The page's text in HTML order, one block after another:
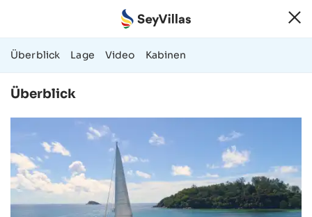
51 Fotos &
Überblick Lage Video Kabinen
Überblick